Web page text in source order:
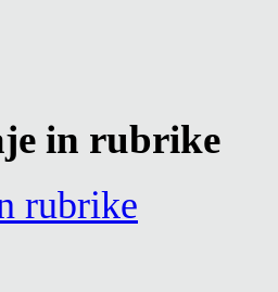
in rubrike
rubrike